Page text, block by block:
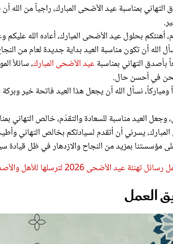
بمناسبة عيد الأضحى المبارك، راجياً من الله
أهنئكم بحلول عيد الأضحى المبارك، أعاده الله عليكم
أن تكون مناسبة العيد بداية جديدة لعام من
التهاني بمناسبةعيد الأضحى المبارك، سائلاً
ونحن في أحسن حال.
نسأل الله أن يجعل هذا العيد فاتحة خير وبركة
وجعل العيد مناسبة للسعادة والتقدّم، خالص التهاني
يسرني أن أتقدم لسيادتكم بخالص التهاني
مؤسستنا بمزيد من النجاح والازدهار في ظل قيادة
تهنئة عيد الأضحى 2026 لترسلها للأهل والأصدقاء
العمل